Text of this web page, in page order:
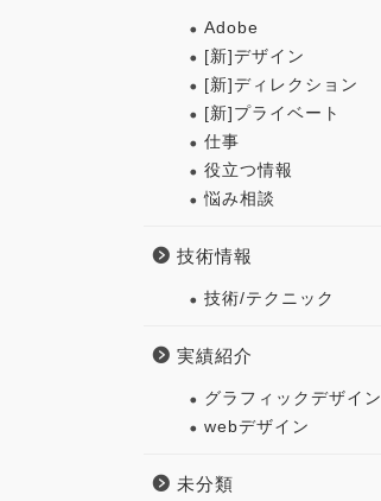
Adobe
[新]デザイン
[新]ディレクション
[新]プライベート
仕事
役立つ情報
悩み相談
技術情報
技術/テクニック
実績紹介
グラフィックデザイン
webデザイン
未分類